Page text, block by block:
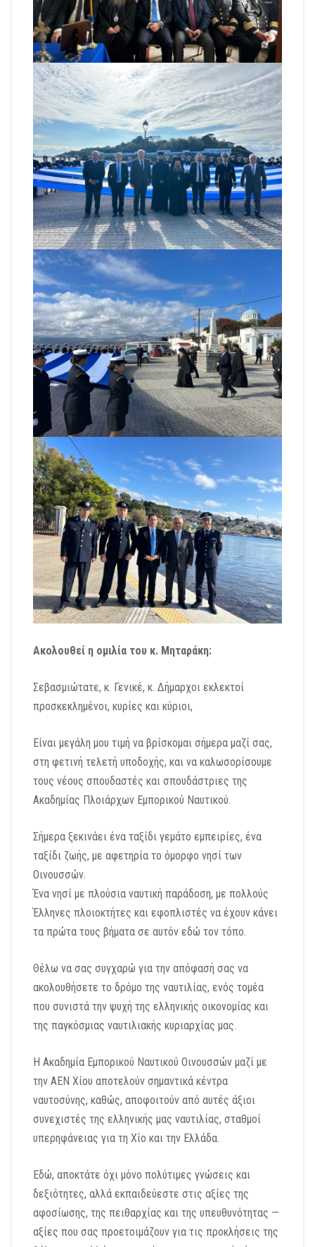
Ακολουθεί η ομιλία του κ. Μηταράκη:
Σεβασμιώτατε, κ. Γενικέ, κ. Δήμαρχοι εκλεκτοί
προσκεκλημένοι, κυρίες και κύριοι,
Είναι μεγάλη μου τιμή να βρίσκομαι σήμερα μαζί σας,
στη φετινή τελετή υποδοχής, και να καλωσορίσουμε
τους νέους σπουδαστές και σπουδάστριες της
Ακαδημίας Πλοιάρχων Εμπορικού Ναυτικού.
Σήμερα ξεκινάει ένα ταξίδι γεμάτο εμπειρίες, ένα
ταξίδι ζωής, με αφετηρία το όμορφο νησί των
Οινουσσών.
Ένα νησί με πλούσια ναυτική παράδοση, με πολλούς
Έλληνες πλοιοκτήτες και εφοπλιστές να έχουν κάνει
τα πρώτα τους βήματα σε αυτόν εδώ τον τόπο.
Θέλω να σας συγχαρώ για την απόφασή σας να
ακολουθήσετε το δρόμο της ναυτιλίας, ενός τομέα
που συνιστά την ψυχή της ελληνικής οικονομίας και
της παγκόσμιας ναυτιλιακής κυριαρχίας μας.
Η Ακαδημία Εμπορικού Ναυτικού Οινουσσών μαζί με
την ΑΕΝ Χίου αποτελούν σημαντικά κέντρα
ναυτοσύνης, καθώς, αποφοιτούν από αυτές άξιοι
συνεχιστές της ελληνικής μας ναυτιλίας, σταθμοί
υπερηφάνειας για τη Χίο και την Ελλάδα.
Εδώ, αποκτάτε όχι μόνο πολύτιμες γνώσεις και
δεξιότητες, αλλά εκπαιδεύεστε στις αξίες της
αφοσίωσης, της πειθαρχίας και της υπευθυνότητας —
αξίες που σας προετοιμάζουν για τις προκλήσεις της